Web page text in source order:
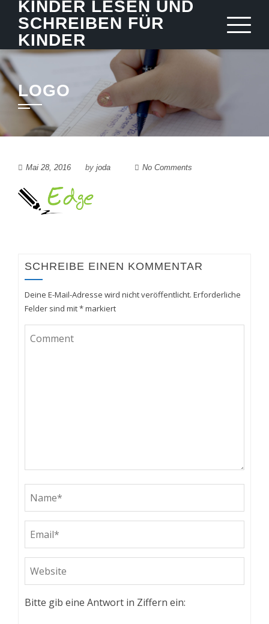
content
KINDER LESEN UND
SCHREIBEN FÜR
KINDER
LOGO
Mai 28, 2016 by joda No Comments
SCHREIBE EINEN KOMMENTAR
Deine E-Mail-Adresse wird nicht veröffentlicht. Erforderliche
Felder sind mit*markiert
Bitte gib eine Antwort in Ziffern ein: